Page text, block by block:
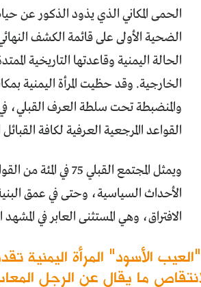
الحمى المكاني الذي يذود الذكور عن
الضحية الأولى على قائمة الكشف
الحالة اليمنية وقاعدتها التاريخية
الخارجية. وقد حظيت المرأة اليمنية
والمنضبطة تحت سلطة العرف القبلي،
القواعد االمرجعية العرفية لكافة
ويمثل المجتمع
الأحداث السياسية، وحتى في عمق
الافتراق، وهي المستثنى العابر في
الأسود" المرأة اليمنية
ما يقال عن الرجل